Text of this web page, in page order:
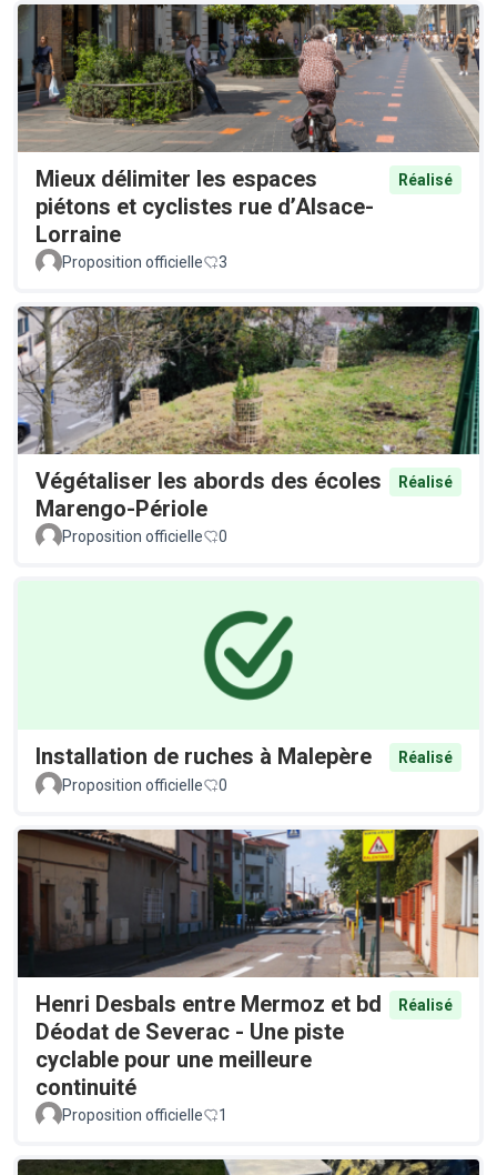
Mieux délimiter les espaces
piétons et cyclistes rue d’Alsace-
Lorraine
Réalisé
Proposition officielle 3
Végétaliser les abords des écoles
Marengo-Périole
Réalisé
Proposition officielle 0
Installation de ruches à Malepère
Réalisé
Proposition officielle
0
Henri Desbals entre Mermoz et bd
Déodat de Severac - Une piste
cyclable pour une meilleure
continuité
Réalisé
Proposition officielle 1